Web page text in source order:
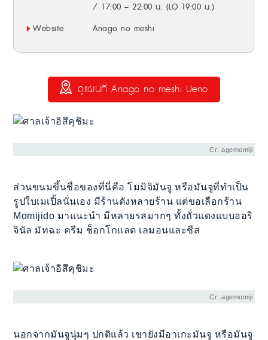
/ 17:00 – 22:00 น. (LO 19:00 น.)
Website
Anago no meshi
ดูแผนที่ Anago no meshi Ueno
Cr: agemomiji
ส่วนขนมขึ้นชื่อของที่นี่คือ โมมิจิมันจู หรือมันจูที่ทำเป็น
รูปใบเมเปิ้ลนั่นเอง มีร้านดังหลายร้าน แต่ขอเลือกร้าน
Momijido มาแนะนำ มีหลายรสมากๆ ทั้งถั่วแดงแบบออริ
จินัล มัทฉะ ครีม ช็อกโกแลต เลมอนและชีส
Cr: agemomiji
นอกจากมันจูนุ่มๆ ปกติแล้ว เขายังมีอาเกะมันจู หรือมันจู